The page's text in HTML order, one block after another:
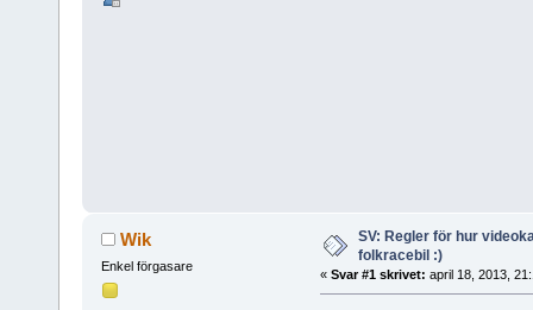
Wik
Enkel förgasare
SV: Regler för hur
folkracebil :)
« Svar #1 skrivet: april 18, 2013,